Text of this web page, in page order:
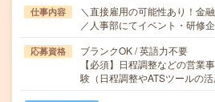
仕事内容
＼直接雇用の可能性あり！金
／人事部にてイベント・研修
応募資格
ブランクOK / 英語力不要
【必須】日程調整などの営業
験（日程調整やATSツールの